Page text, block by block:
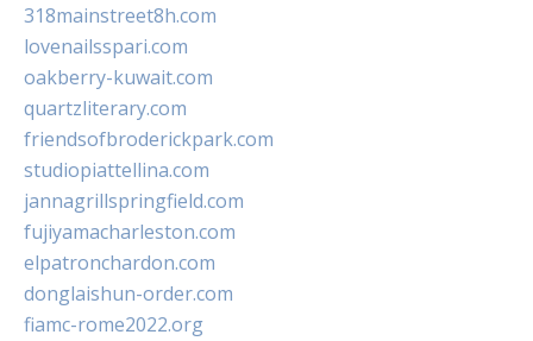
318mainstreet8h.com
lovenailsspari.com
oakberry-kuwait.com
quartzliterary.com
friendsofbroderickpark.com
studiopiattellina.com
jannagrillspringfield.com
fujiyamacharleston.com
elpatronchardon.com
donglaishun-order.com
fiamc-rome2022.org